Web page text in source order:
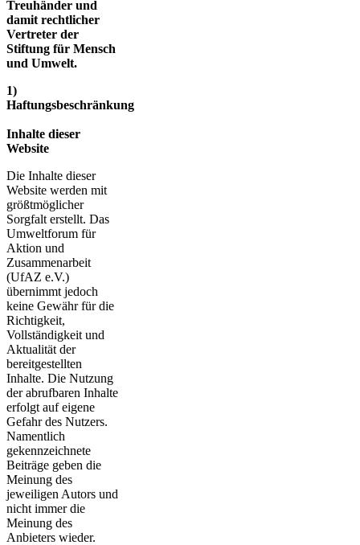
Treuhänder und
damit rechtlicher
Vertreter der
Stiftung für Mensch
und Umwelt.
1)
Haftungsbeschränkung
Inhalte dieser
Website
Die Inhalte dieser
Website werden mit
größtmöglicher
Sorgfalt erstellt. Das
Umweltforum für
Aktion und
Zusammenarbeit
(UfAZ e.V.)
übernimmt jedoch
keine Gewähr für die
Richtigkeit,
Vollständigkeit und
Aktualität der
bereitgestellten
Inhalte. Die Nutzung
der abrufbaren Inhalte
erfolgt auf eigene
Gefahr des Nutzers.
Namentlich
gekennzeichnete
Beiträge geben die
Meinung des
jeweiligen Autors und
nicht immer die
Meinung des
Anbieters wieder.